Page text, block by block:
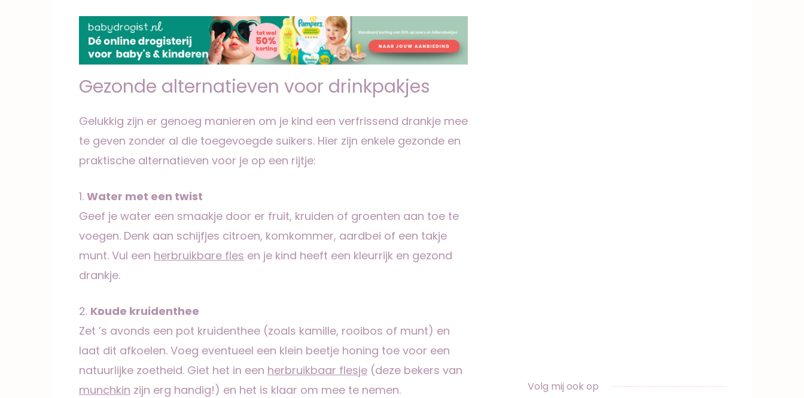
Gezonde alternatieven voor drinkpakjes
Gelukkig zijn er genoeg manieren om je kind een verfrissend drankje mee
te geven zonder al die toegevoegde suikers. Hier zijn enkele gezonde en
praktische alternatieven voor je op een rijtje:
1. Water met een twist
Geef je water een smaakje door er fruit, kruiden of groenten aan toe te
voegen. Denk aan schijfjes citroen, komkommer, aardbei of een takje
munt. Vul een herbruikbare fles en je kind heeft een kleurrijk en gezond
drankje.
2. Koude kruidenthee
Zet ’s avonds een pot kruidenthee (zoals kamille, rooibos of munt) en
laat dit afkoelen. Voeg eventueel een klein beetje honing toe voor een
natuurlijke zoetheid. Giet het in een herbruikbaar flesje (deze bekers van
munchkin zijn erg handig!) en het is klaar om mee te nemen. Volg mij ook op